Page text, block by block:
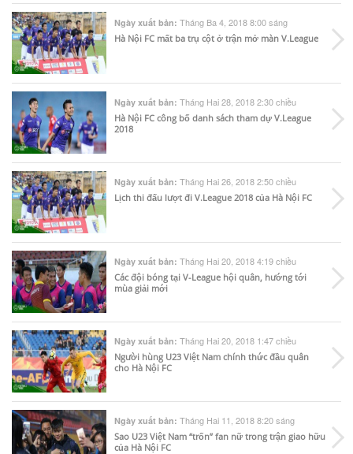
Ngày xuất bản: Tháng Ba 4, 2018 8:00 sáng
Hà Nội FC mất ba trụ cột ở trận mở màn V.League
Ngày xuất bản: Tháng Hai 28, 2018 2:30 chiều
Hà Nội FC công bố danh sách tham dự V.League
2018
Ngày xuất bản: Tháng Hai 26, 2018 2:50 chiều
Lịch thi đấu lượt đi V.League 2018 của Hà Nội FC
Ngày xuất bản: Tháng Hai 20, 2018 4:19 chiều
Các đội bóng tại V-League hội quân, hướng tới
mùa giải mới
Ngày xuất bản: Tháng Hai 20, 2018 1:47 chiều
Người hùng U23 Việt Nam chính thức đầu quân
cho Hà Nội FC
Ngày xuất bản: Tháng Hai 11, 2018 8:20 sáng
Sao U23 Việt Nam “trốn” fan nữ trong trận giao hữu
của Hà Nội FC